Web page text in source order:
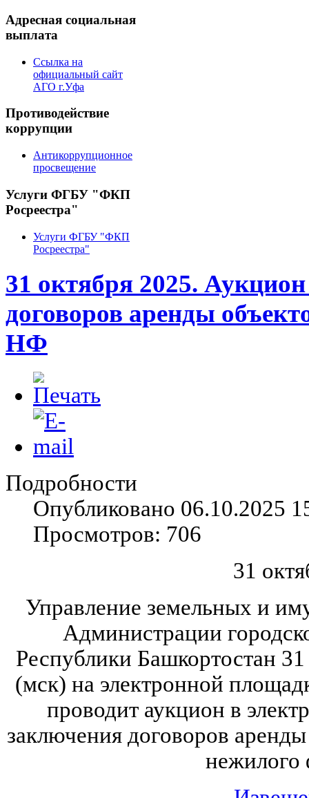
Адресная социальная
выплата
Ссылка на
официальный сайт
АГО г.Уфа
Противодействие
коррупции
Антикоррупционное
просвещение
Услуги ФГБУ "ФКП
Росреестра"
Услуги ФГБУ "ФКП
Росреестра"
31 октября 2025.
договоров аренды
НФ
Подробности
Опубликовано 06.10.2025
Просмотров: 706
31
Управление земельных и
Администрации
Республики Башкортостан
(мск) на электронной
проводит аукцион в
заключения договоров
нежилого